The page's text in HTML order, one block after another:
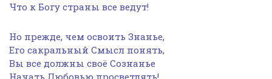
Что к Богу страны все ведут!
Но прежде, чем освоить Знанье,
Его сакральный Смысл понять,
Вы все должны своё Сознанье
Начать Любовью просветлять!